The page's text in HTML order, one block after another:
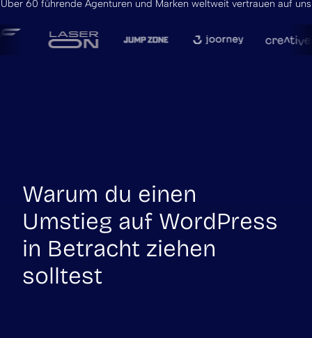
Über 60 führende Agenturen und Marken weltweit vertrauen auf uns
Warum du einen
Umstieg auf WordPress
in Betracht ziehen
solltest